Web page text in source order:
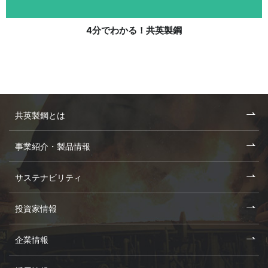
4分でわかる！共英製鋼
共英製鋼とは
事業紹介・製品情報
サステナビリティ
投資家情報
企業情報